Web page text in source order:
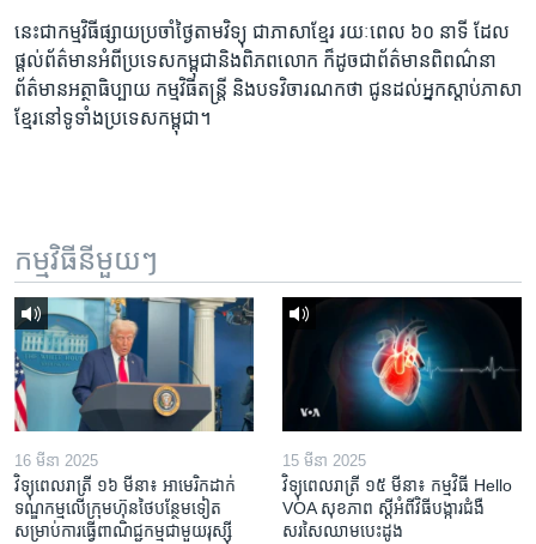
ស្វែង​
ភាសា
នេះ​ជា​កម្ម​វិធី​ផ្សាយ​ប្រចាំ​ថ្ងៃ​តាម​វិទ្យុ ​ជាភាសា​ខ្មែរ​ រយៈ​ពេល​ ៦០​ នាទី ដែល​
ផ្តល់​ព័ត៌មាន​អំពី​ប្រទេស​កម្ពុជា​និង​ពិភព​លោក ​ក៏ដូច​ជា​ព័ត៌មាន​ពិពណ៌នា
ព័ត៌មាន​អត្ថាធិប្បាយ​ កម្ម​វិធី​តន្ត្រី ​និង​បទ​វិចារណកថា​ ជូន​ដល់​អ្នក​ស្តាប់​ភាសា​
ខ្មែរ​នៅ​ទូទាំង​ប្រទេស​កម្ពុជា។
កម្មវិធី​នីមួយៗ
16 មីនា 2025
វិទ្យុពេលរាត្រី ១៦ មីនា៖ អាមេរិក​ដាក់​
ទណ្ឌកម្ម​លើ​ក្រុមហ៊ុន​ថៃ​បន្ថែម​ទៀត​
សម្រាប់​ការ​ធ្វើ​ពាណិជ្ជកម្ម​ជាមួយ​រុស្ស៊ី
15 មីនា 2025
វិទ្យុពេលរាត្រី ១៥ មីនា៖ កម្មវិធី ​Hello
VOA សុខភាព ស្ដី​អំពី​វិធី​បង្ការ​ជំងឺ​
សរសៃ​ឈាម​បេះដូង